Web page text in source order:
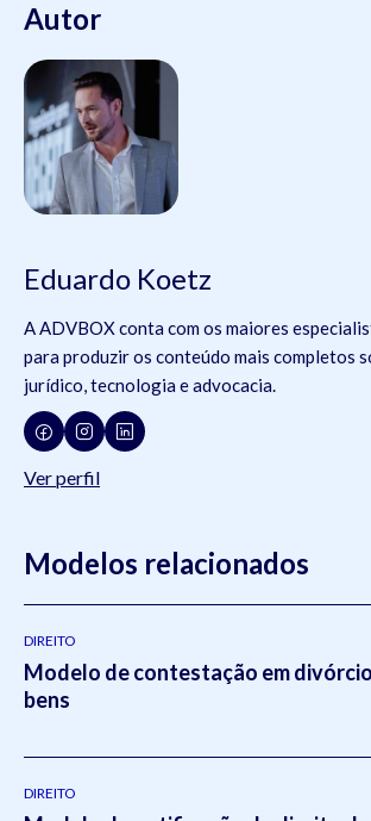
Autor
Eduardo Koetz
A ADVBOX conta com os maiores
para produzir os conteúdo mais completos
jurídico, tecnologia e advocacia.
Ver perfil
Modelos relacionados
DIREITO
Modelo de contestação em
bens
DIREITO